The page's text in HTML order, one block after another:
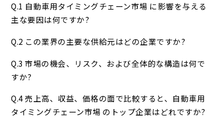
Q.1 自動車用タイミングチェーン市場 に影響を与える
主な要因は何ですか?
Q.2 この業界の主要な供給元はどの企業ですか?
Q.3 市場の機会、リスク、および全体的な構造は何で
すか?
Q.4 売上高、収益、価格の面で比較すると、自動車用
タイミングチェーン市場 のトップ企業はどれですか?